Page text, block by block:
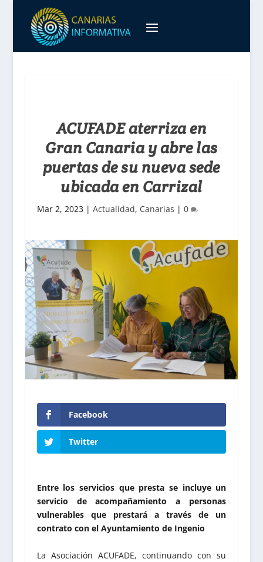
ACUFADE aterriza en
Gran Canaria y abre las
puertas de su nueva sede
ubicada en Carrizal
Mar 2, 2023 | Actualidad, Canarias | 0
Facebook
Twitter
Entre los servicios que presta se incluye un
servicio de acompañamiento a personas
vulnerables que prestará a través de un
contrato con el Ayuntamiento de Ingenio
La Asociación ACUFADE, continuando con su